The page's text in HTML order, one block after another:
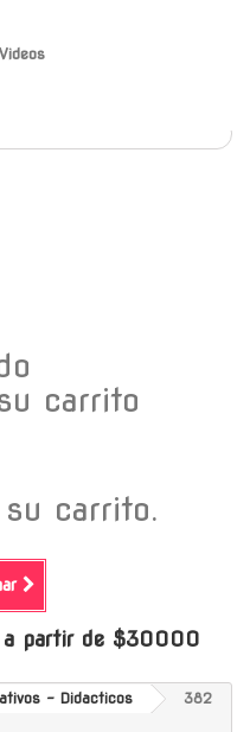
Videos
carrito
carrito.
a partir de $30000
- Didacticos
382